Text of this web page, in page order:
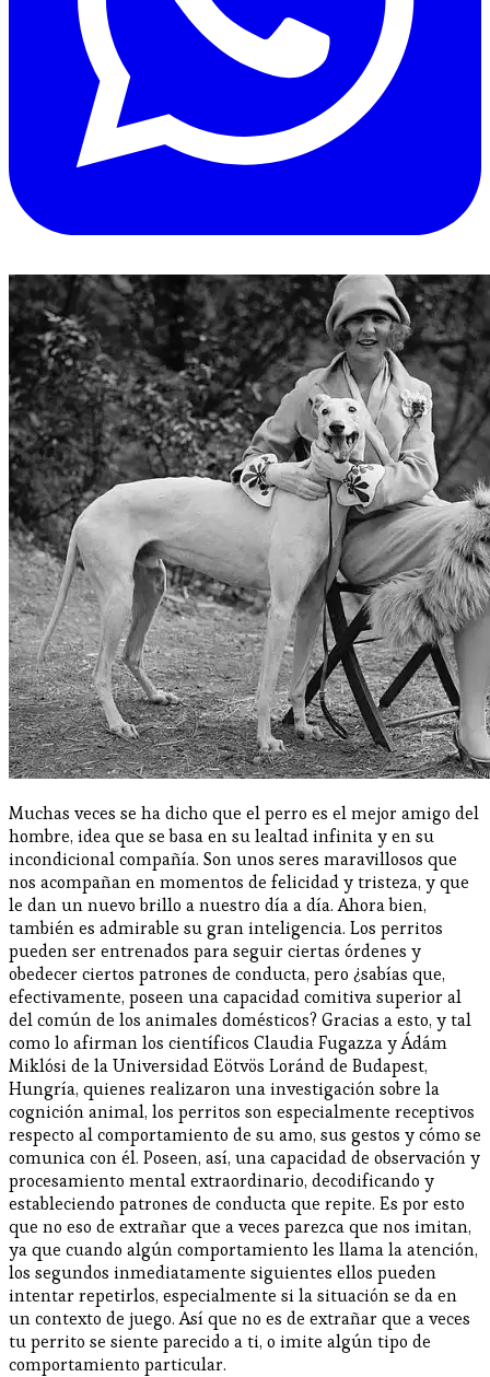
Muchas veces se ha dicho que el perro es el mejor amigo del
hombre, idea que se basa en su lealtad infinita y en su
incondicional compañía. Son unos seres maravillosos que
nos acompañan en momentos de felicidad y tristeza, y que
le dan un nuevo brillo a nuestro día a día. Ahora bien,
también es admirable su gran inteligencia. Los perritos
pueden ser entrenados para seguir ciertas órdenes y
obedecer ciertos patrones de conducta, pero ¿sabías que,
efectivamente, poseen una capacidad comitiva superior al
del común de los animales domésticos? Gracias a esto, y tal
como lo afirman los científicos Claudia Fugazza y Ádám
Miklósi de la Universidad Eötvös Loránd de Budapest,
Hungría, quienes realizaron una investigación sobre la
cognición animal, los perritos son especialmente receptivos
respecto al comportamiento de su amo, sus gestos y cómo se
comunica con él. Poseen, así, una capacidad de observación y
procesamiento mental extraordinario, decodificando y
estableciendo patrones de conducta que repite. Es por esto
que no eso de extrañar que a veces parezca que nos imitan,
ya que cuando algún comportamiento les llama la atención,
los segundos inmediatamente siguientes ellos pueden
intentar repetirlos, especialmente si la situación se da en
un contexto de juego. Así que no es de extrañar que a veces
tu perrito se siente parecido a ti, o imite algún tipo de
comportamiento particular.